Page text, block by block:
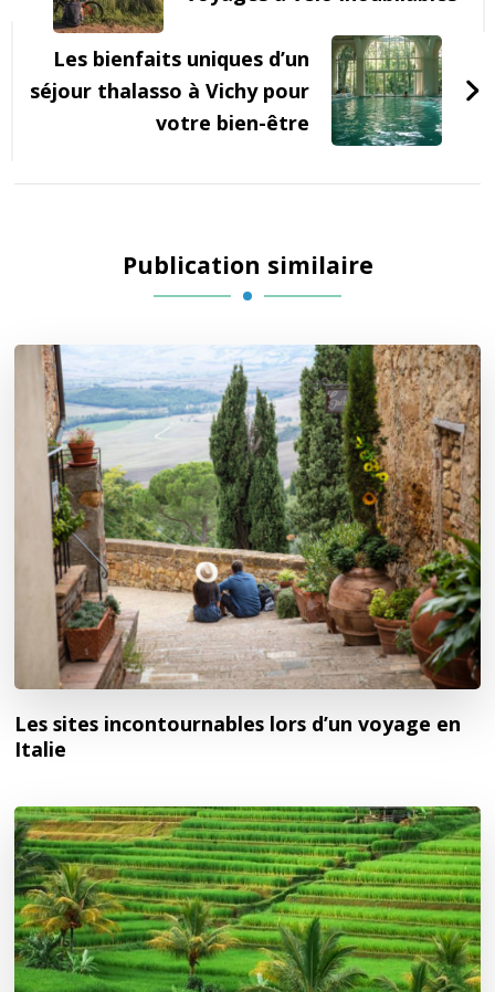
Les bienfaits uniques d’un
séjour thalasso à Vichy pour
votre bien-être
Publication similaire
Les sites incontournables lors d’un voyage en
Italie